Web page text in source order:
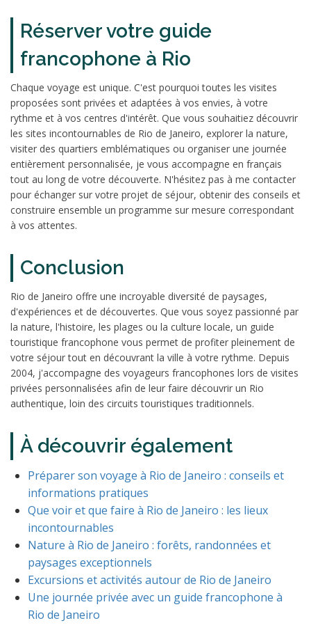
Réserver votre guide
francophone à Rio
Chaque voyage est unique. C'est pourquoi toutes les visites
proposées sont privées et adaptées à vos envies, à votre
rythme et à vos centres d'intérêt. Que vous souhaitiez découvrir
les sites incontournables de Rio de Janeiro, explorer la nature,
visiter des quartiers emblématiques ou organiser une journée
entièrement personnalisée, je vous accompagne en français
tout au long de votre découverte. N'hésitez pas à me contacter
pour échanger sur votre projet de séjour, obtenir des conseils et
construire ensemble un programme sur mesure correspondant
à vos attentes.
Conclusion
Rio de Janeiro offre une incroyable diversité de paysages,
d'expériences et de découvertes. Que vous soyez passionné par
la nature, l'histoire, les plages ou la culture locale, un guide
touristique francophone vous permet de profiter pleinement de
votre séjour tout en découvrant la ville à votre rythme. Depuis
2004, j'accompagne des voyageurs francophones lors de visites
privées personnalisées afin de leur faire découvrir un Rio
authentique, loin des circuits touristiques traditionnels.
À découvrir également
Préparer son voyage à Rio de Janeiro : conseils et
informations pratiques
Que voir et que faire à Rio de Janeiro : les lieux
incontournables
Nature à Rio de Janeiro : forêts, randonnées et
paysages exceptionnels
Excursions et activités autour de Rio de Janeiro
Une journée privée avec un guide francophone à
Rio de Janeiro